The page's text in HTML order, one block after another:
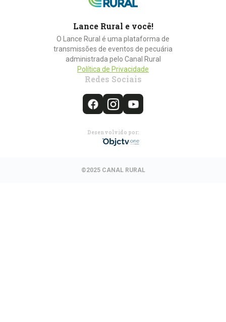
Lance Rural e você!
O Lance Rural é uma plataforma de
transmissões de eventos de pecuária
administrada pelo Canal Rural
Política de Privacidade
Redes Sociais
Desenvolvido por:
©2025 CANAL RURAL